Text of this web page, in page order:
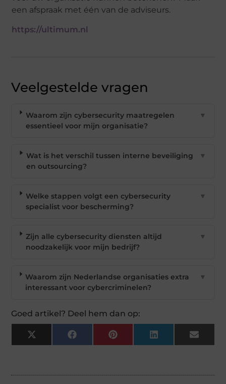
een afspraak met één van de adviseurs.
https://ultimum.nl
Veelgestelde vragen
Waarom zijn cybersecurity maatregelen
essentieel voor mijn organisatie?
▼
Wat is het verschil tussen interne beveiliging
en outsourcing?
▼
Welke stappen volgt een cybersecurity
specialist voor bescherming?
▼
Zijn alle cybersecurity diensten altijd
noodzakelijk voor mijn bedrijf?
▼
Waarom zijn Nederlandse organisaties extra
interessant voor cybercriminelen?
▼
Goed artikel? Deel hem dan op:
X
(Twitter)
Facebook Pinterest LinkedIn Email